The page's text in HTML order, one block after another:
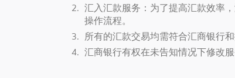
汇入汇款服务：为了提高汇款效率
操作流程。
所有的汇款交易均需符合汇商银行和
汇商银行有权在未告知情况下修改服